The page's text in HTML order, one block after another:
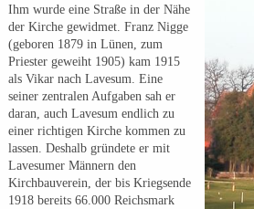
Ihm wurde eine Straße in der Nähe
der Kirche gewidmet. Franz Nigge
(geboren 1879 in Lünen, zum
Priester geweiht 1905) kam 1915
als Vikar nach Lavesum. Eine
seiner zentralen Aufgaben sah er
daran, auch Lavesum endlich zu
einer richtigen Kirche kommen zu
lassen. Deshalb gründete er mit
Lavesumer Männern den
Kirchbauverein, der bis Kriegsende
1918 bereits 66.000 Reichsmark